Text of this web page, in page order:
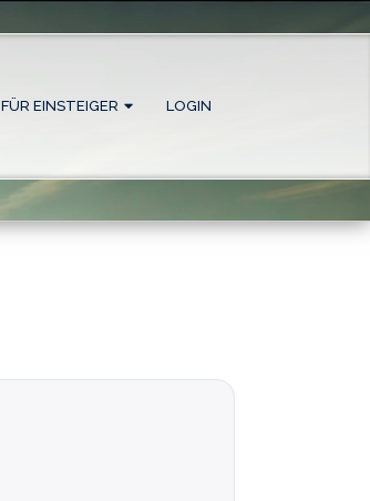
FÜR EINSTEIGER LOGIN